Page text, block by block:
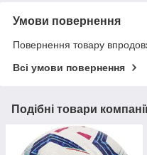
Умови повернення
Повернення товару
Всі умови повернення
Подібні товари